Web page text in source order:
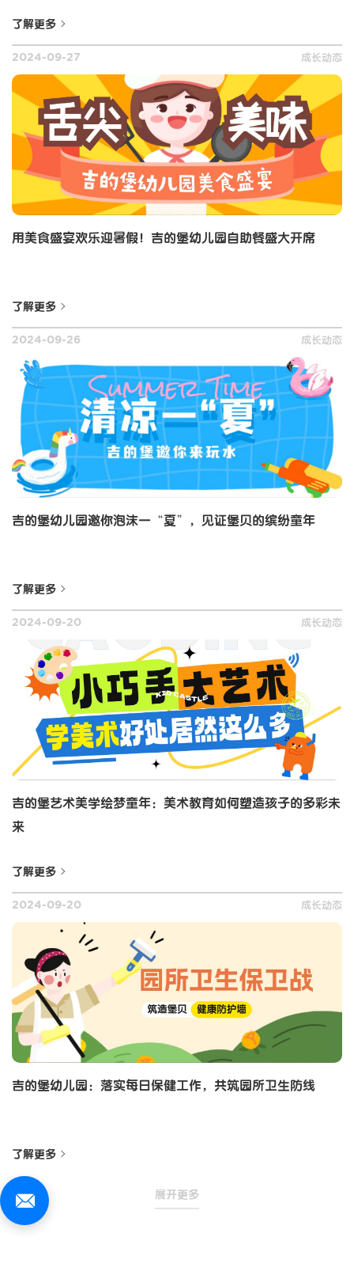
了解更多
2024-09-27 成长动态
用美食盛宴欢乐迎暑假！吉的堡幼儿园自助餐盛大开席
了解更多
2024-09-26 成长动态
吉的堡幼儿园邀你泡沫一“夏”，见证堡贝的缤纷童年
了解更多
2024-09-20 成长动态
吉的堡艺术美学绘梦童年：美术教育如何塑造孩子的多彩未
来
了解更多
2024-09-20 成长动态
吉的堡幼儿园：落实每日保健工作，共筑园所卫生防线
了解更多
展开更多